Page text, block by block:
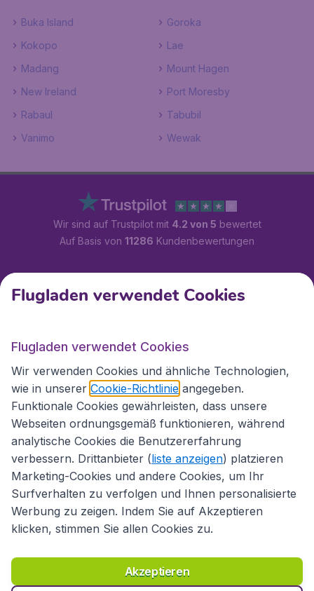
Buka Island
Goroka
Kokopo
Lae
Madang
Mount Hagen
New Ireland
Port Moresby
Rabaul
Tabubil
Vanimo
Wewak
Wir sind auf Trustpilot mit 4.2 von 5 bewertet
Auf Basis von 11286 Kundenbewertungen
Kundenservice
Flugladen.at
Internationale Webseiten
Richtlinien und Bedingungen
Haftungsausschluss
Datenschutzerklärung
Cookies Copyright © 2026
Flugladen verwendet Cookies
Flugladen verwendet Cookies
Wir verwenden Cookies und ähnliche Technologien,
wie in unserer Cookie-Richtlinie angegeben.
Funktionale Cookies gewährleisten, dass unsere
Webseiten ordnungsgemäß funktionieren, während
analytische Cookies die Benutzererfahrung
verbessern. Drittanbieter (liste anzeigen) platzieren
Marketing-Cookies und andere Cookies, um Ihr
Surfverhalten zu verfolgen und Ihnen personalisierte
Werbung zu zeigen. Indem Sie auf Akzeptieren
klicken, stimmen Sie allen Cookies zu.
Akzeptieren